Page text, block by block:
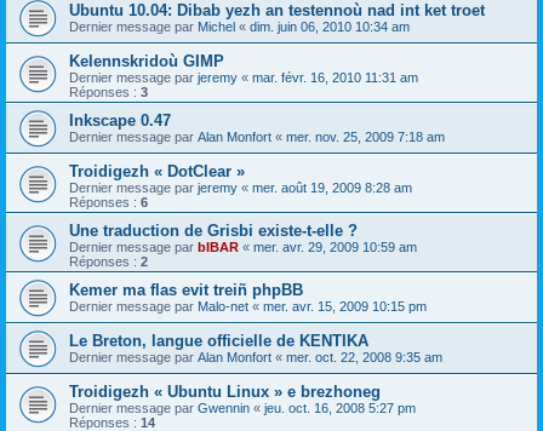
Ubuntu 10.04: Dibab yezh an testennoù nad int ket troet
Dernier message par Michel « dim. juin 06, 2010 10:34 am
Kelennskridoù GIMP
Dernier message par jeremy « mar. févr. 16, 2010 11:31 am
Réponses : 3
Inkscape 0.47
Dernier message par Alan Monfort « mer. nov. 25, 2009 7:18 am
Troidigezh « DotClear »
Dernier message par jeremy « mer. août 19, 2009 8:28 am
Réponses : 6
Une traduction de Grisbi existe-t-elle ?
Dernier message par bIBAR « mer. avr. 29, 2009 10:59 am
Réponses : 2
Kemer ma flas evit treiñ phpBB
Dernier message par Malo-net « mer. avr. 15, 2009 10:15 pm
Le Breton, langue officielle de KENTIKA
Dernier message par Alan Monfort « mer. oct. 22, 2008 9:35 am
Troidigezh « Ubuntu Linux » e brezhoneg
Dernier message par Gwennin « jeu. oct. 16, 2008 5:27 pm
Réponses : 14